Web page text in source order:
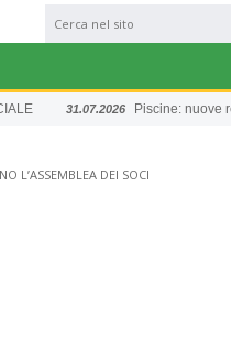
31.07.2026 Piscine: nuove regole
L’ASSEMBLEA DEI SOCI